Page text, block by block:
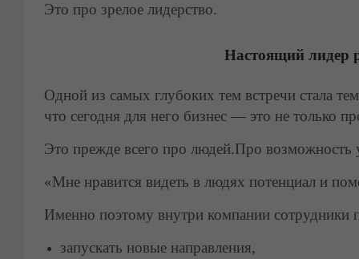
Это про зрелое лидерство.
Настоящий лидер
Одной из самых глубоких тем встречи стала
что сегодня для него бизнес — это не только
Это прежде всего про людей.Про возможность
«Мне нравится видеть в людях потенциал и
Именно поэтому внутри компании сотрудники
запускать новые направления,